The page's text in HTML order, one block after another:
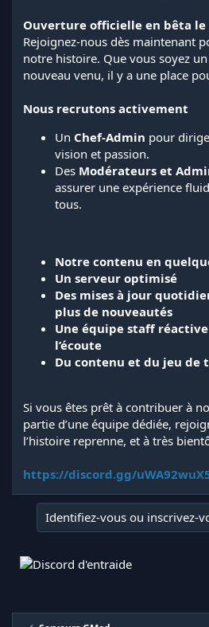
s
i
o
n
Ouverture officielle en bêta le
Rejoignez-nous dès maintenant
notre histoire. Que vous soyez
nouveau venu, il y a une place
Nous recrutons activement
Un Chef-Admin pour
vision et passion.
Des Modérateurs et
assurer une expérience
tous.
Notre contenu en
Un serveur optimisé
Des mises à jour
plus de nouveautés
Une équipe staff
l’écoute
Du contenu et du jeu de
Si vous êtes prêt à contribuer à
partie d’une équipe dédiée,
l’histoire reprenne, et à très
https://discord.gg/
Identifiez-vous ou inscrivez-